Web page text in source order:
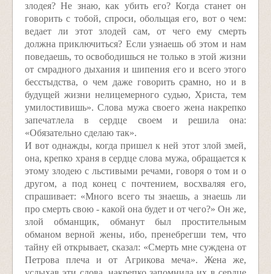
злодея? Не знаю, как убить его? Когда станет он
говорить с тобой, спроси, обольщая его, вот о чем:
ведает ли этот злодей сам, от чего ему смерть
должна приключиться? Если узнаешь об этом и нам
поведаешь, то освободишься не только в этой жизни
от смрадного дыхания и шипения его и всего этого
бесстыдства, о чем даже говорить срамно, но и в
будущей жизни нелицемерного судью, Христа, тем
умилостивишь». Слова мужа своего жена накрепко
запечатлела в сердце своем и решила она:
«Обязательно сделаю так».
И вот однажды, когда пришел к ней этот злой змей,
она, крепко храня в сердце слова мужа, обращается к
этому злодею с льстивыми речами, говоря о том и о
другом, а под конец с почтением, восхваляя его,
спрашивает: «Много всего ты знаешь, а знаешь ли
про смерть свою - какой она будет и от чего?» Он же,
злой обманщик, обманут был простительным
обманом верной жены, ибо, пренебрегши тем, что
тайну ей открывает, сказал: «Смерть мне суждена от
Петрова плеча и от Агрикова меча». Жена же,